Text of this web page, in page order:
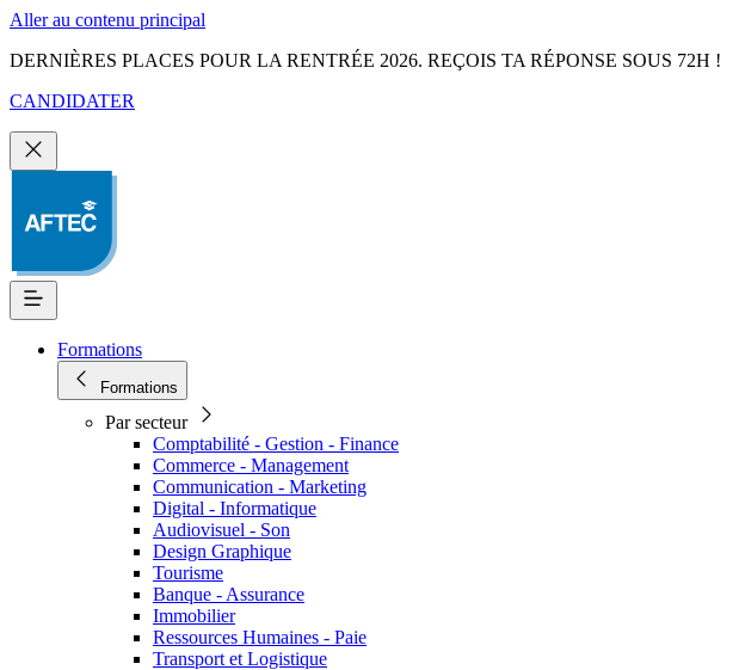
Aller au contenu principal
DERNIÈRES PLACES POUR LA RENTRÉE 2026. REÇOIS TA RÉPONSE SOUS 72H !
CANDIDATER
Formations
Formations
Par secteur
Comptabilité - Gestion - Finance
Commerce - Management
Communication - Marketing
Digital - Informatique
Audiovisuel - Son
Design Graphique
Tourisme
Banque - Assurance
Immobilier
Ressources Humaines - Paie
Transport et Logistique